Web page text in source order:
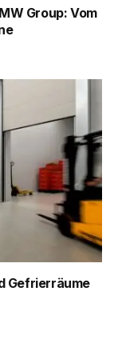
Group: Vom
Gefrierräume